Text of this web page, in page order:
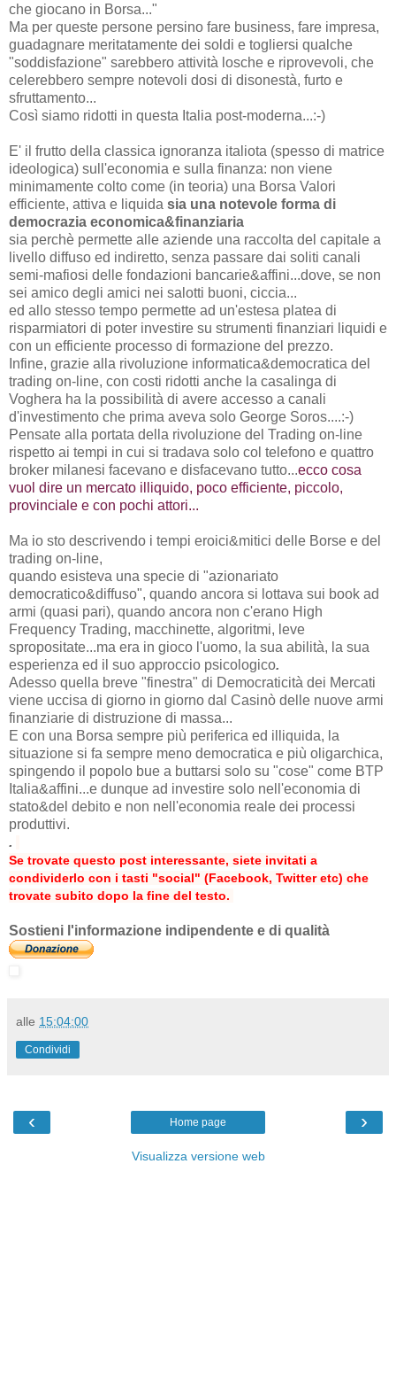
che giocano in Borsa..."
Ma per queste persone persino fare business, fare impresa,
guadagnare meritatamente dei soldi e togliersi qualche
"soddisfazione" sarebbero attività losche e riprovevoli, che
celerebbero sempre notevoli dosi di disonestà, furto e
sfruttamento...
Così siamo ridotti in questa Italia post-moderna...:-)
E' il frutto della classica ignoranza italiota (spesso di matrice
ideologica) sull'economia e sulla finanza: non viene
minimamente colto come (in teoria) una Borsa Valori
efficiente, attiva e liquida sia una notevole forma di
democrazia economica&finanziaria
sia perchè permette alle aziende una raccolta del capitale a
livello diffuso ed indiretto, senza passare dai soliti canali
semi-mafiosi delle fondazioni bancarie&affini...dove, se non
sei amico degli amici nei salotti buoni, ciccia...
ed allo stesso tempo permette ad un'estesa platea di
risparmiatori di poter investire su strumenti finanziari liquidi e
con un efficiente processo di formazione del prezzo.
Infine, grazie alla rivoluzione informatica&democratica del
trading on-line, con costi ridotti anche la casalinga di
Voghera ha la possibilità di avere accesso a canali
d'investimento che prima aveva solo George Soros....:-)
Pensate alla portata della rivoluzione del Trading on-line
rispetto ai tempi in cui si tradava solo col telefono e quattro
broker milanesi facevano e disfacevano tutto...ecco cosa
vuol dire un mercato illiquido, poco efficiente, piccolo,
provinciale e con pochi attori...
Ma io sto descrivendo i tempi eroici&mitici delle Borse e del
trading on-line,
quando esisteva una specie di "azionariato
democratico&diffuso", quando ancora si lottava sui book ad
armi (quasi pari), quando ancora non c'erano High
Frequency Trading, macchinette, algoritmi, leve
spropositate...ma era in gioco l'uomo, la sua abilità, la sua
esperienza ed il suo approccio psicologico.
Adesso quella breve "finestra" di Democraticità dei Mercati
viene uccisa di giorno in giorno dal Casinò delle nuove armi
finanziarie di distruzione di massa...
E con una Borsa sempre più periferica ed illiquida, la
situazione si fa sempre meno democratica e più oligarchica,
spingendo il popolo bue a buttarsi solo su "cose" come BTP
Italia&affini...e dunque ad investire solo nell'economia di
stato&del debito e non nell'economia reale dei processi
produttivi.
.
Se trovate questo post interessante, siete invitati a
condividerlo con i tasti "social" (Facebook, Twitter etc) che
trovate subito dopo la fine del testo.
Sostieni l'informazione indipendente e di qualità
alle 15:04:00
Condividi
‹ ›
Home page
Visualizza versione web